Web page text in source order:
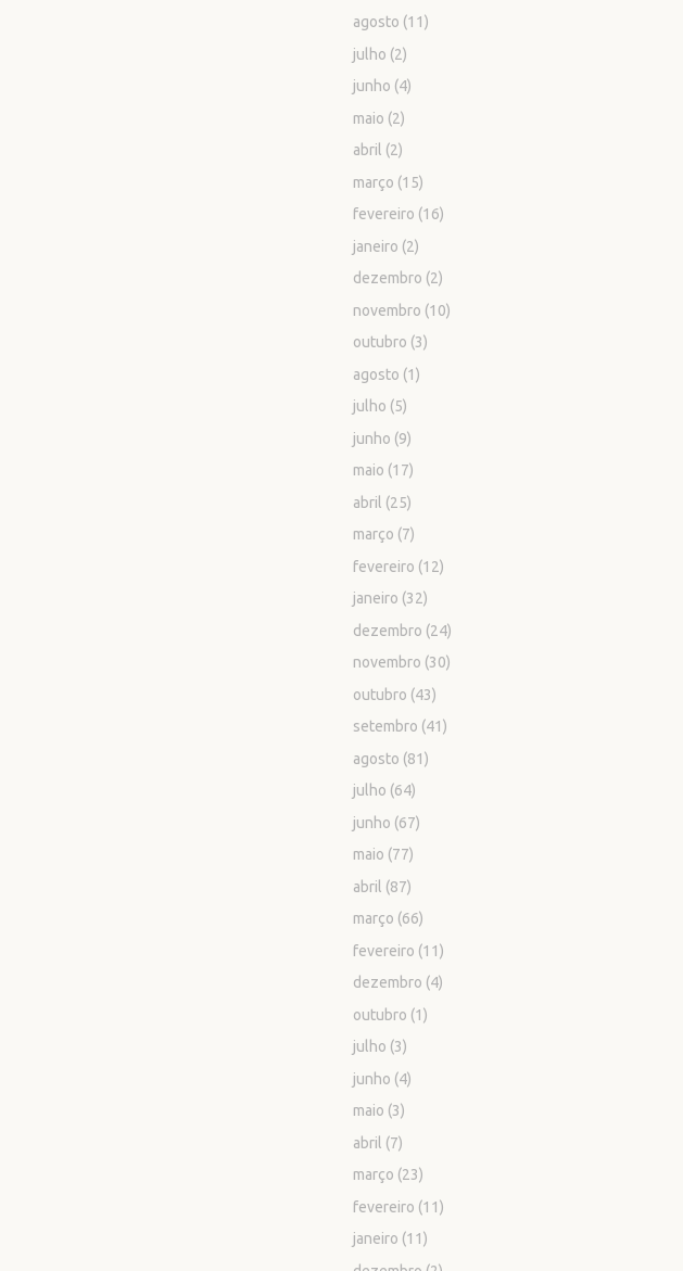
agosto (11)
julho (2)
junho (4)
maio (2)
abril (2)
março (15)
fevereiro (16)
janeiro (2)
dezembro (2)
novembro (10)
outubro (3)
agosto (1)
julho (5)
junho (9)
maio (17)
abril (25)
março (7)
fevereiro (12)
janeiro (32)
dezembro (24)
novembro (30)
outubro (43)
setembro (41)
agosto (81)
julho (64)
junho (67)
maio (77)
abril (87)
março (66)
fevereiro (11)
dezembro (4)
outubro (1)
julho (3)
junho (4)
maio (3)
abril (7)
março (23)
fevereiro (11)
janeiro (11)